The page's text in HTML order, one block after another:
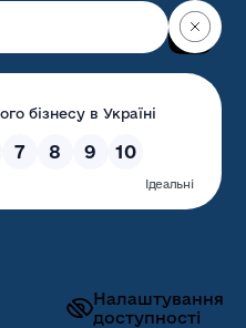
Налаштування
доступності
обласна